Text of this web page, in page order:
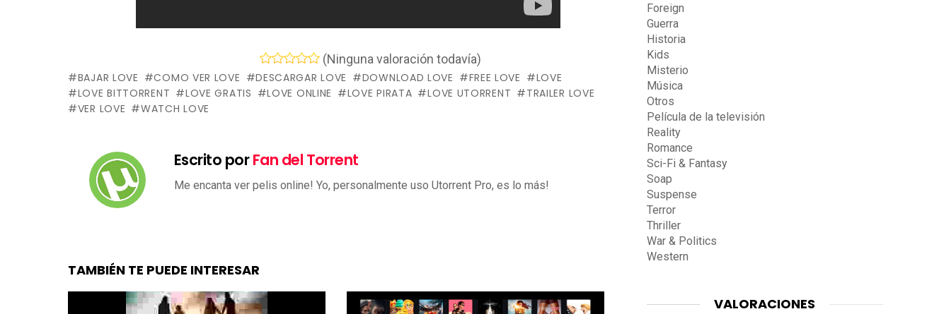
(Ninguna valoración todavía)
BAJAR LOVE COMO VER LOVE DESCARGAR LOVE DOWNLOAD LOVE FREE LOVE
LOVE
LOVE BITTORRENT
LOVE GRATIS LOVE ONLINE LOVE PIRATA LOVE UTORRENT
TRAILER LOVE
VER LOVE
WATCH LOVE
Escrito porFan del Torrent
Me encanta ver pelis online! Yo, personalmente uso Utorrent Pro, es lo más!
TAMBIÉN TE PUEDE INTERESAR
Foreign
Guerra
Historia
Kids
Misterio
Música
Otros
Película de la televisión
Reality
Romance
Sci-Fi & Fantasy
Soap
Suspense
Terror
Thriller
War & Politics
Western
VALORACIONES